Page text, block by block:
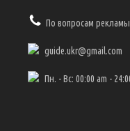
По вопросам
guide.ukr@gmail.com
Пн. - Вс: 00:00 am -